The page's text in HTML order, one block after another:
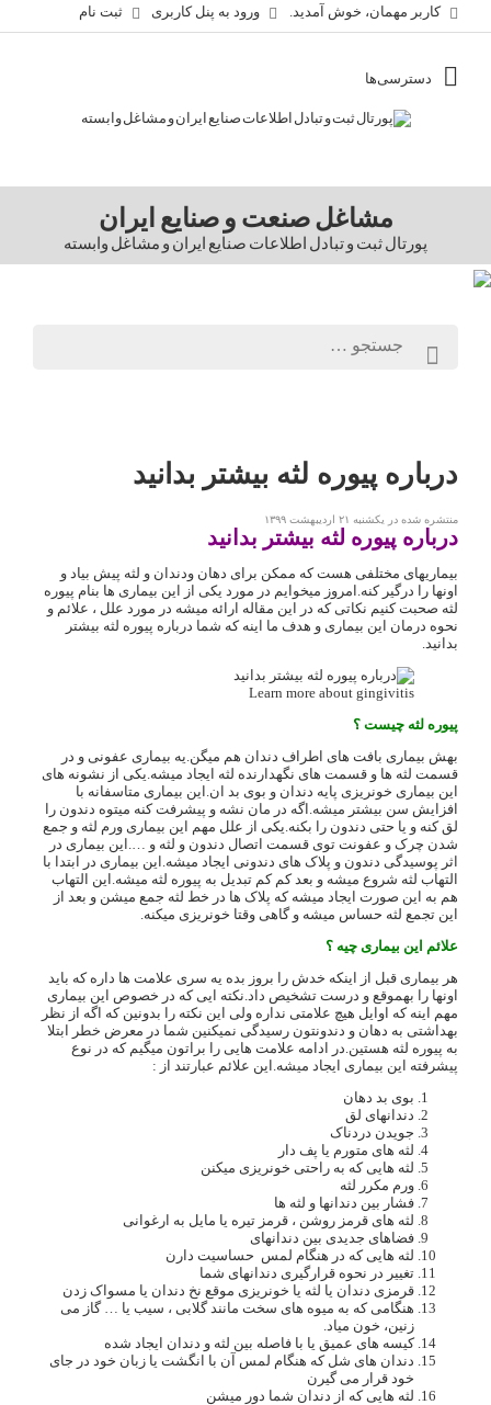
کاربر مهمان، خوش آمدید. ورود به پنل کاربری ثبت نام
مشاغل صنعت و صنایع ایران
پورتال ثبت و تبادل اطلاعات صنایع ایران و مشاغل وابسته
درباره پیوره لثه بیشتر بدانید
منتشره شده در یکشنبه ۲۱ اردیبهشت ۱۳۹۹
درباره پیوره لثه بیشتر بدانید
بیماریهای مختلفی هست که ممکن برای دهان ودندان و لثه پیش بیاد و
اونها را درگیر کنه.امروز میخوایم در مورد یکی از این بیماری ها بنام پیوره
لثه صحبت کنیم نکاتی که در این مقاله ارائه میشه در مورد علل ، علائم و
نحوه درمان این بیماری و هدف ما اینه که شما درباره پیوره لثه بیشتر
بدانید.
Learn more about gingivitis
پیوره لثه چیست ؟
بهش بیماری بافت های اطراف دندان هم میگن.یه بیماری عفونی و در
قسمت لثه ها و قسمت های نگهدارنده لثه ایجاد میشه.یکی از نشونه های
این بیماری خونریزی پایه دندان و بوی بد ان.این بیماری متاسفانه با
افزایش سن بیشتر میشه.اگه در مان نشه و پیشرفت کنه میتوه دندون را
لق کنه و یا حتی دندون را بکنه.یکی از علل مهم این بیماری ورم لثه و جمع
شدن چرک و عفونت توی قسمت اتصال دندون و لثه و ….این بیماری در
اثر پوسیدگی دندون و پلاک های دندونی ایجاد میشه.این بیماری در ابتدا با
التهاب لثه شروع میشه و بعد کم کم تبدیل به پیوره لثه میشه.این التهاب
هم به این صورت ایجاد میشه که پلاک ها در خط لثه جمع میشن و بعد از
این تجمع لثه حساس میشه و گاهی وقتا خونریزی میکنه.
علائم این بیماری چیه ؟
هر بیماری قبل از اینکه خدش را بروز بده یه سری علامت ها داره که باید
اونها را بهموقع و درست تشخیص داد.نکته ایی که در خصوص این بیماری
مهم اینه که اوایل هیچ علامتی نداره ولی این نکته را بدونین که اگه از نظر
بهداشتی به دهان و دندونتون رسیدگی نمیکنین شما در معرض خطر ابتلا
به پیوره لثه هستین.در ادامه علامت هایی را براتون میگیم که در نوع
پیشرفته این بیماری ایجاد میشه.این علائم عبارتند از :
بوی بد دهان
دندانهای لق
جویدن دردناک
لثه های متورم یا پف دار
لثه هایی که به راحتی خونریزی میکنن
ورم مکرر لثه
فشار بین دندانها و لثه ها
لثه های قرمز روشن ، قرمز تیره یا مایل به ارغوانی
فضاهای جدیدی بین دندانهای
لثه هایی که در هنگام لمس حساسیت دارن
تغییر در نحوه قرارگیری دندانهای شما
قرمزی دندان یا لثه یا خونریزی موقع نخ دندان یا مسواک زدن
هنگامی که به میوه های سخت مانند گلابی ، سیب یا … گاز می
زنین، خون میاد.
کیسه های عمیق یا با فاصله بین لثه و دندان ایجاد شده
دندان های شل که هنگام لمس آن با انگشت یا زبان خود در جای
خود قرار می گیرن
لثه هایی که از دندان شما دور میشن